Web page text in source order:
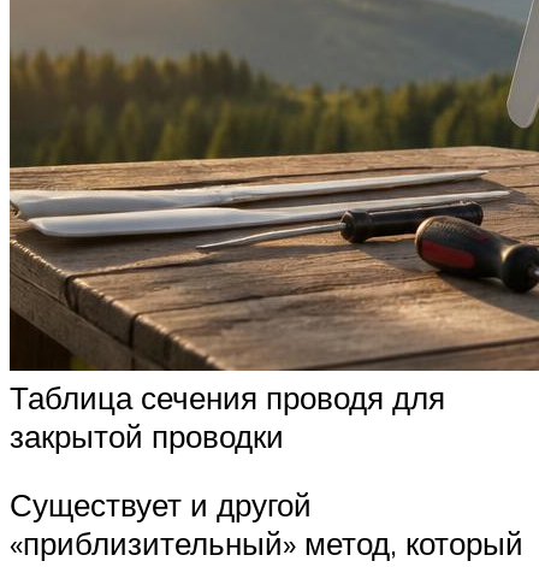
Таблица сечения проводя для
закрытой проводки
Существует и другой
«приблизительный» метод, который